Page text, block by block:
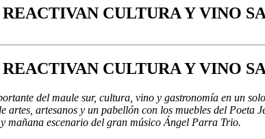
CULTURA Y VINO
CULTURA Y VINO
del maule sur, cultura, vino y gastronomía en un
artes, artesanos y un pabellón con los muebles del
mañana escenario del gran músico Ángel Parra Trio.